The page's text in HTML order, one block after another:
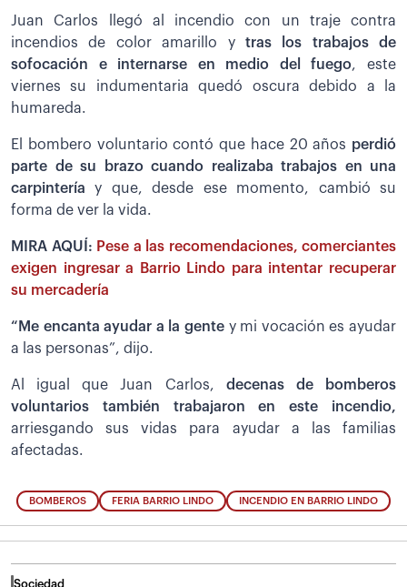
Juan Carlos llegó al incendio con un traje contra
incendios de color amarillo ytras los trabajos de
sofocación e internarse en medio del fuego, este
viernes su indumentaria quedó oscura debido a la
humareda.
El bombero voluntario contó que hace 20 años perdió
parte de su brazo cuando realizaba trabajos en una
carpinteríay que, desde ese momento, cambió su
forma de ver la vida.
MIRA AQUÍ: Pese a las recomendaciones, comerciantes
exigen ingresar a Barrio Lindo para intentar recuperar
su mercadería
“Me encanta ayudar a la gente y mi vocación es ayudar
a las personas”, dijo.
Al igual que Juan Carlos, decenas de bomberos
voluntarios también trabajaron en este incendio,
arriesgando sus vidas para ayudar a las familias
afectadas.
BOMBEROS FERIA BARRIO LINDO INCENDIO EN BARRIO LINDO
Sociedad